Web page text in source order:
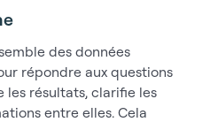
des données
répondre aux questions
les résultats, clarifie les
entre elles. Cela